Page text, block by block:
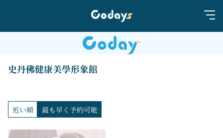
史丹佛健康美學形象館
近い順 最も早く予約可能